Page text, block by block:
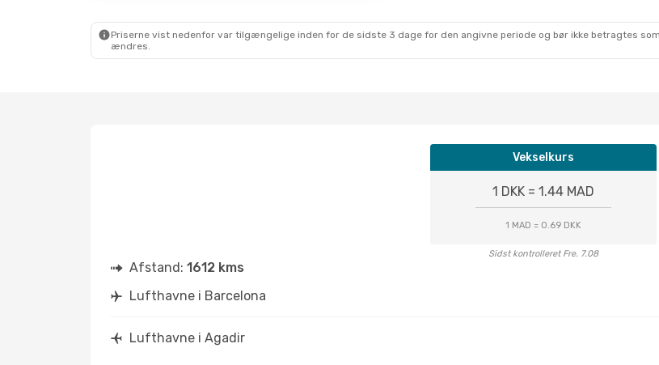
Priserne vist nedenfor var tilgængelige inden for de sidste 3 dage for den angivne periode og bør ikke betragtes
ændres.
Vekselkurs
1 DKK = 1.44 MAD
1 MAD = 0.69 DKK
Sidst kontrolleret Fre. 7.08
Afstand: 1612 kms
Lufthavne i Barcelona
Lufthavne i Agadir